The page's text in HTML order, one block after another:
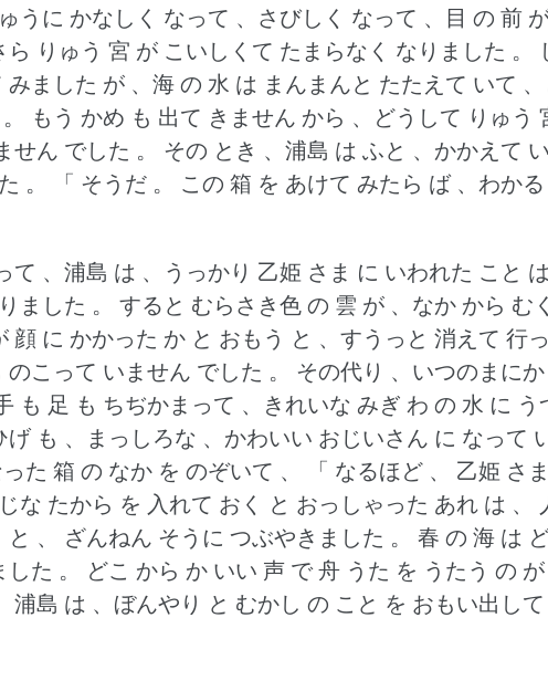
うに かなしく なって 、さびしく なって 、目 の 前
ら りゅう 宮 が こいしくて たまらなく なりました 。
ました が 、海 の 水 は まんまんと たたえて いて
もう かめ も 出て きません から 、どうして りゅう
ん でした 。
その とき 、浦島 は ふと 、かかえて い
。
「 そうだ 。
この 箱 を あけて みたら ば 、わかる
て 、浦島 は 、うっかり 乙姫 さま に いわれた こと は
ました 。
すると むらさき色 の 雲 が 、なか から むく
顔 に かかった か と おもう と 、すうっと 消えて 行っ
こって いません でした 。
その代り 、いつのまにか
も 足 も ちぢかまって 、きれいな みぎ わ の 水 に う
げ も 、まっしろな 、かわいい おじいさん に なって
た 箱 の なか を のぞいて 、 「 なるほど 、 乙姫 さま
な たから を 入れて おく と おっしゃった あれ は 、
、 ざんねん そうに つぶやきました 。
春 の 海 は
た 。
どこ から か いい 声 で 舟 うた を うたう の が
浦島 は 、ぼんやり と むかし の こと を おもい出して